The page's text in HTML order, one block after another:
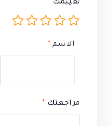
تقييمك
مراجعتك *
الاسم *